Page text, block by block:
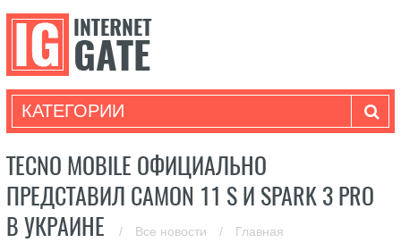
КАТЕГОРИИ
TECNO MOBILE ОФИЦИАЛЬНО
ПРЕДСТАВИЛ CAMON 11 S И SPARK 3 PRO
В УКРАИНЕ
/ Все новости / Главная